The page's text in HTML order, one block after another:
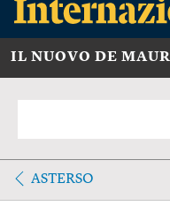
IL NUOVO DE
ASTERSO